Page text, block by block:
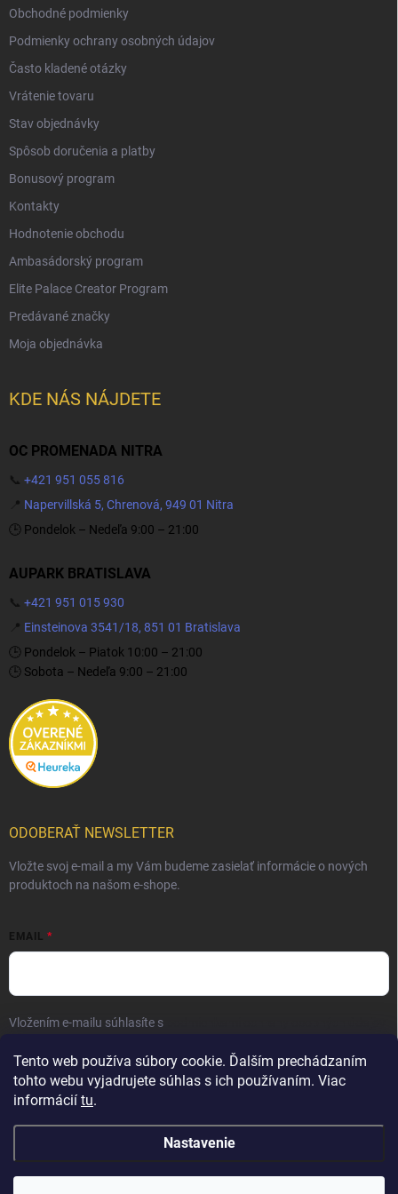
Tento web používa súbory cookie. Ďalším prechádzaním
tohto webu vyjadrujete súhlas s ich používaním. Viac
informácií tu.
Nastavenie
Obchodné podmienky
Podmienky ochrany osobných údajov
Často kladené otázky
Vrátenie tovaru
Stav objednávky
Spôsob doručenia a platby
Bonusový program
Kontakty
Hodnotenie obchodu
Ambasádorský program
Elite Palace Creator Program
Predávané značky
Moja objednávka
KDE NÁS NÁJDETE
OC PROMENADA NITRA
📞 +421 951 055 816
📍 Napervillská 5, Chrenová, 949 01 Nitra
🕒 Pondelok – Nedeľa 9:00 – 21:00
AUPARK BRATISLAVA
📞 +421 951 015 930
📍 Einsteinova 3541/18, 851 01 Bratislava
🕒 Pondelok – Piatok 10:00 – 21:00
🕒 Sobota – Nedeľa 9:00 – 21:00
ODOBERAŤ NEWSLETTER
Vložte svoj e-mail a my Vám budeme zasielať informácie o nových
produktoch na našom e-shope.
EMAIL
Vložením e-mailu súhlasíte s
Prihlásiť sa